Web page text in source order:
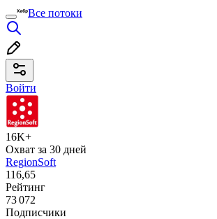
Все потоки
Войти
16K+
Охват за 30 дней
RegionSoft
116,65
Рейтинг
73 072
Подписчики